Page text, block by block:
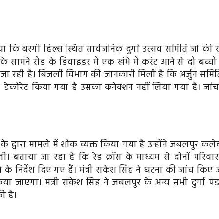
बरगी हिल्स स्थित सार्वजनिक दुर्गा उत्सव समिति जो की
के सामने रोड के डिवाइडर में एक खंभे में करंट आने से दो
है। बिजली विभाग की जानकारी मिली है कि अर्जुन
किया गया है उसका कनेक्शन नहीं लिया गया है।
द्वारा मामले में शोक व्यक्त किया गया है उन्होंने जबलपुर
बताया जा रहा है कि रेड क्रॉस के माध्यम से दोनों
के निर्देश दिए गए हैं। मंत्री राकेश सिंह ने घटना की जांच किए
जाएगा। मंत्री राकेश सिंह ने जबलपुर के अन्य सभी दुर्गा
है।